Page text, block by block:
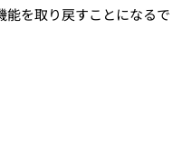
を取り戻すことになるで